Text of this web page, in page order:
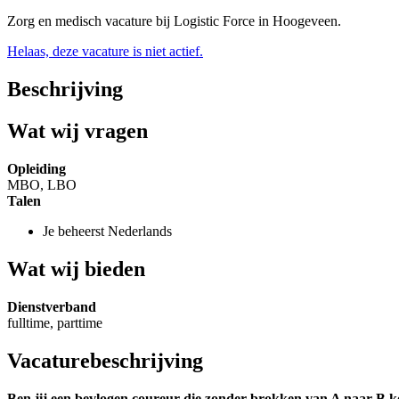
Zorg en medisch vacature bij Logistic Force in Hoogeveen.
Helaas, deze vacature is niet actief.
Beschrijving
Wat wij vragen
Opleiding
MBO, LBO
Talen
Je beheerst Nederlands
Wat wij bieden
Dienstverband
fulltime, parttime
Vacaturebeschrijving